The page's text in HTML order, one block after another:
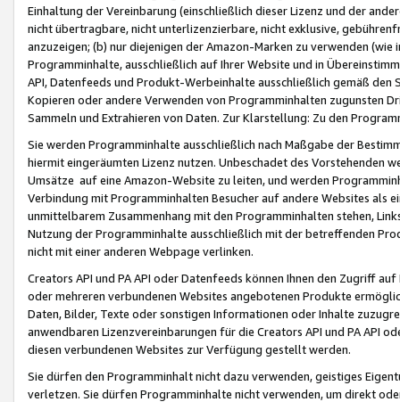
Einhaltung der Vereinbarung (einschließlich dieser Lizenz und der
nicht übertragbare, nicht unterlizenzierbare, nicht exklusive,
anzuzeigen; (b) nur diejenigen der Amazon-Marken zu verwenden
Programminhalte, ausschließlich auf Ihrer Website und in
API, Datenfeeds und Produkt-Werbeinhalte ausschließlich gemäß
Kopieren oder andere Verwenden von Programminhalten zugunsten
Sammeln und Extrahieren von Daten. Zur Klarstellung: Zu den
Sie werden Programminhalte ausschließlich nach Maßgabe der
hiermit eingeräumten Lizenz nutzen. Unbeschadet des Vorstehenden
Umsätze auf eine Amazon-Website zu leiten, und werden
Verbindung mit Programminhalten Besucher auf andere Websites als
unmittelbarem Zusammenhang mit den Programminhalten stehen,
Nutzung der Programminhalte ausschließlich mit der betreffenden
nicht mit einer anderen Webpage verlinken.
Creators API und PA API oder Datenfeeds können Ihnen den Zugriff
oder mehreren verbundenen Websites angebotenen Produkte
Daten, Bilder, Texte oder sonstigen Informationen oder Inhalte
anwendbaren Lizenzvereinbarungen für die Creators API und PA API
diesen verbundenen Websites zur Verfügung gestellt werden.
Sie dürfen den Programminhalt nicht dazu verwenden, geistiges
verletzen. Sie dürfen Programminhalte nicht verwenden, um direkt